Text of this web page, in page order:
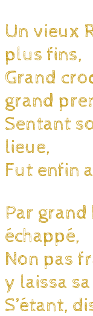
Un vieux
plus fins,
Grand
grand
Sentant
lieue,
Fut enfin
Par
échappé,
Non pas
y laissa
S’étant,